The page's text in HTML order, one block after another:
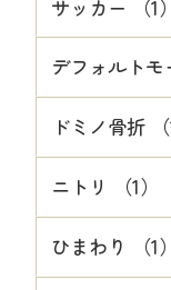
サッカー （1）
デフォルトモ
ドミノ骨折 （
ニトリ （1）
ひまわり （1）